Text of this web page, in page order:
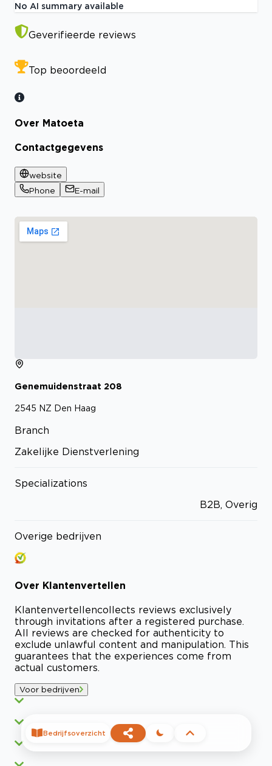
No AI summary available
Geverifieerde reviews
Top beoordeeld
Over Matoeta
Contactgegevens
website
Phone
E-mail
Genemuidenstraat 208
2545 NZ Den Haag
Branch
Zakelijke Dienstverlening
Specializations
B2B, Overig
Overige bedrijven
Over Klantenvertellen
Klantenvertellencollects reviews exclusively
through invitations after a registered purchase.
All reviews are checked for authenticity to
exclude unlawful content and manipulation. This
guarantees that the experiences come from
actual customers.
Voor bedrijven
Bedrijfsoverzicht